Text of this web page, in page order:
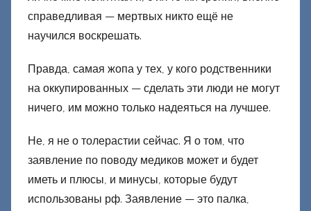
справедливая — мертвых никто ещё не
научился воскрешать.
Правда, самая жопа у тех, у кого родственники
на оккупированных — сделать эти люди не могут
ничего, им можно только надеяться на лучшее.
Не, я не о толерастии сейчас. Я о том, что
заявление по поводу медиков может и будет
иметь и плюсы, и минусы, которые будут
использованы рф. Заявление — это палка,